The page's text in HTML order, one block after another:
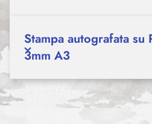
Stampa autografata su
3mm A3